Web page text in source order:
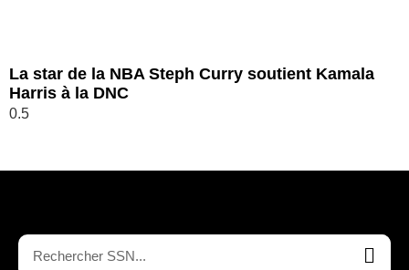
La star de la NBA Steph Curry soutient Kamala
Harris à la DNC